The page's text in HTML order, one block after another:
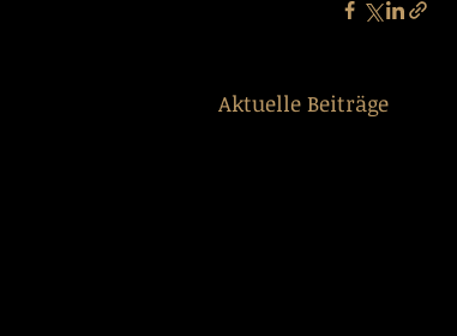
Aktuelle Beiträge